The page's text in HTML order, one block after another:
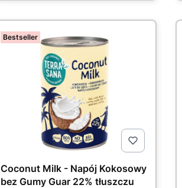
Bestseller
Coconut Milk - Napój Kokosowy
bez Gumy Guar 22% tłuszczu